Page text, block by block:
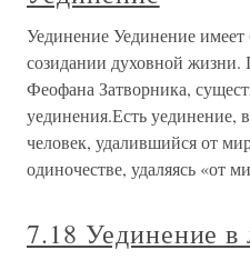
Уединение Уединение имеет
созидании духовной жизни.
Феофана Затворника,
уединения.Есть уединение,
человек, удалившийся от
одиночестве, удаляясь «от
7.18 Уединение в